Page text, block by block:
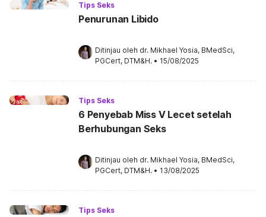
Tips Seks
Penurunan Libido
Ditinjau oleh dr. Mikhael Yosia, BMedSci,
PGCert, DTM&H. • 15/08/2025
Tips Seks
6 Penyebab Miss V Lecet setelah
Berhubungan Seks
Ditinjau oleh dr. Mikhael Yosia, BMedSci,
PGCert, DTM&H. • 13/08/2025
Tips Seks